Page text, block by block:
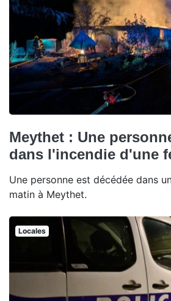
Meythet : Une
dans l'incendie d'une
Une personne est décédée dans
matin à Meythet.
Locales